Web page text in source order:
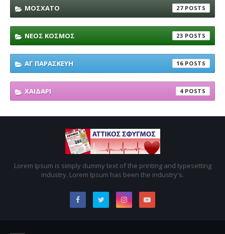
ΜΟΣΧΑΤΟ 27
ΝΕΟΣ ΚΟΣΜΟΣ 23
ΑΓ ΠΑΡΑΣΚΕΥΗ 16
ΧΑΙΔΑΡΙ 4
Lorem Ipsum is simply dummy text of the printing and typesetting
industry. Lorem Ipsum has been the industry's.